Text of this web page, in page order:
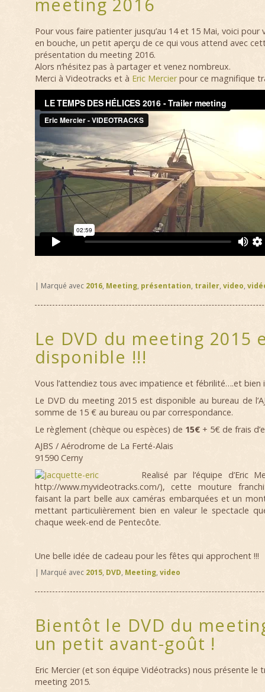
Pour vous faire patienter jusqu’au 14 et 15 Mai, voici pour
en bouche, un petit aperçu de ce qui vous attend avec
présentation du meeting 2016.
Alors n’hésitez pas à partager et venez nombreux.
Merci à Videotracks et à Eric Mercierpour ce magnifique
| Marqué avec 2016, Meeting, présentation, trailer, video,
Le DVD du meeting 2015
disponible !!!
Vous l’attendiez tous avec impatience et fébrilité….et bien
Le DVD du meeting 2015 est disponible au bureau de
somme de 15 € au bureau ou par correspondance.
Le règlement (chèque ou espèces) de 15€+ 5€ de frais
AJBS / Aérodrome de La Ferté-Alais
91590 Cerny
Realisé par l’équipe d’Eric
http://www.myvideotracks.com/), cette mouture
faisant la part belle aux caméras embarquées et un
mettant particulièrement bien en valeur le spectacle
chaque week-end de Pentecôte.
Une belle idée de cadeau pour les fêtes qui approchent !!!
| Marqué avec 2015, DVD, Meeting, video
Bientôt le DVD du
un petit avant-goût !
Eric Mercier (et son équipe Vidéotracks) nous présente le
meeting 2015.